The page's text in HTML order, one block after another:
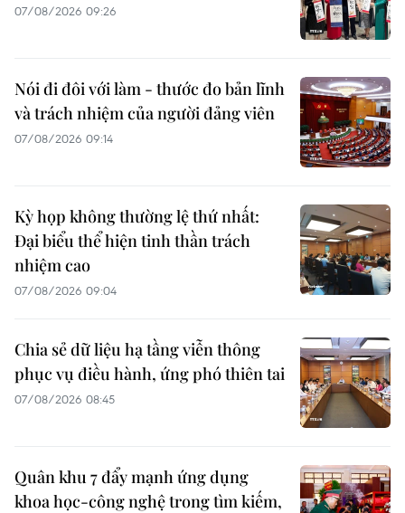
07/08/2026 09:26
Nói đi đôi với làm - thước đo bản lĩnh
và trách nhiệm của người đảng viên
07/08/2026 09:14
Kỳ họp không thường lệ thứ nhất:
Đại biểu thể hiện tinh thần trách
nhiệm cao
07/08/2026 09:04
Chia sẻ dữ liệu hạ tầng viễn thông
phục vụ điều hành, ứng phó thiên tai
07/08/2026 08:45
Quân khu 7 đẩy mạnh ứng dụng
khoa học-công nghệ trong tìm kiếm,